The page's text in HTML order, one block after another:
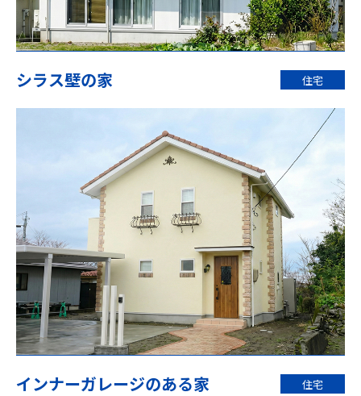
シラス壁の家 住宅
インナーガレージのある家 住宅